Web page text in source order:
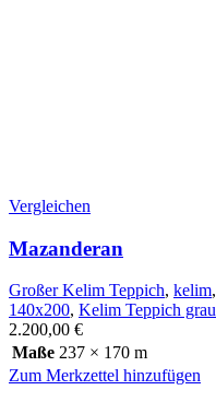
Vergleichen
Mazanderan
Großer Kelim Teppich, kelim,
140x200, Kelim Teppich grau
2.200,00 €
Maße 237 × 170 m
Zum Merkzettel hinzufügen